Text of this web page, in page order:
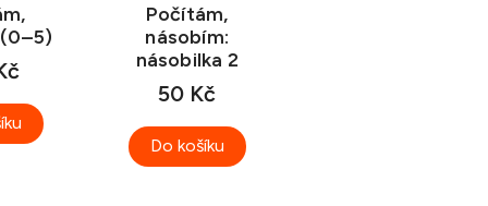
Počítám,
násobím:
násobilka 2
50 Kč
Do košíku